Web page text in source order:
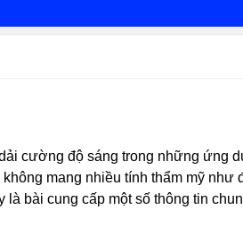
cường độ sáng trong những ứng
mang nhiều tính thẩm mỹ như
bài cung cấp một số thông tin